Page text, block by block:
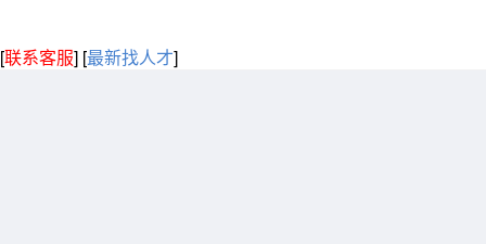
[联系客服] [最新找人才]